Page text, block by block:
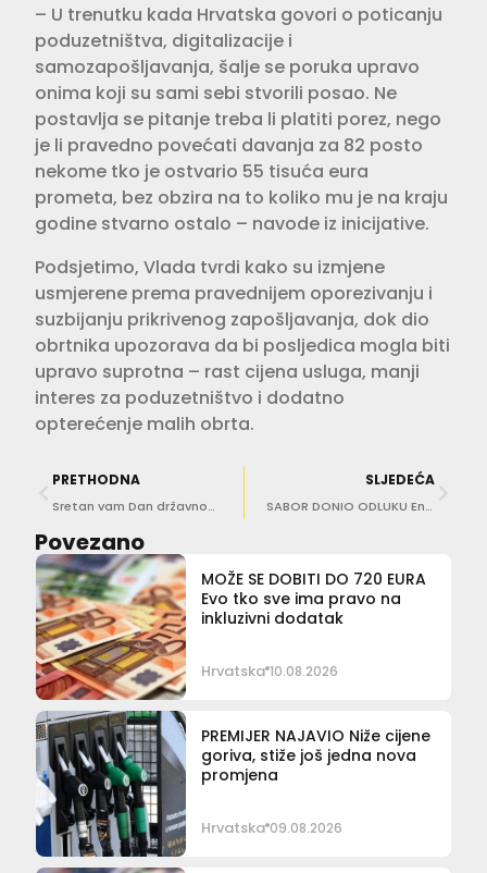
– U trenutku kada Hrvatska govori o poticanju
poduzetništva, digitalizacije i
samozapošljavanja, šalje se poruka upravo
onima koji su sami sebi stvorili posao. Ne
postavlja se pitanje treba li platiti porez, nego
je li pravedno povećati davanja za 82 posto
nekome tko je ostvario 55 tisuća eura
prometa, bez obzira na to koliko mu je na kraju
godine stvarno ostalo – navode iz inicijative.
Podsjetimo, Vlada tvrdi kako su izmjene
usmjerene prema pravednijem oporezivanju i
suzbijanju prikrivenog zapošljavanja, dok dio
obrtnika upozorava da bi posljedica mogla biti
upravo suprotna – rast cijena usluga, manji
interes za poduzetništvo i dodatno
opterećenje malih obrta.
PRETHODNA
Sretan vam Dan državnosti Republike Hrvatske!
SLJEDEĆA
SABOR DONIO ODLUKU Energetska pića više se neće smjeti prodavati maloljetnicima
Povezano
MOŽE SE DOBITI DO 720 EURA
Evo tko sve ima pravo na
inkluzivni dodatak
Hrvatska 10.08.2026
PREMIJER NAJAVIO Niže cijene
goriva, stiže još jedna nova
promjena
Hrvatska 09.08.2026